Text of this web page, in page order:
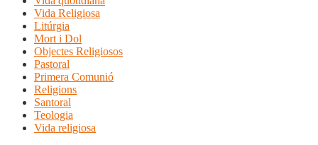
Vida Religiosa
Litúrgia
Mort i Dol
Objectes Religiosos
Pastoral
Primera Comunió
Religions
Santoral
Teologia
Vida religiosa